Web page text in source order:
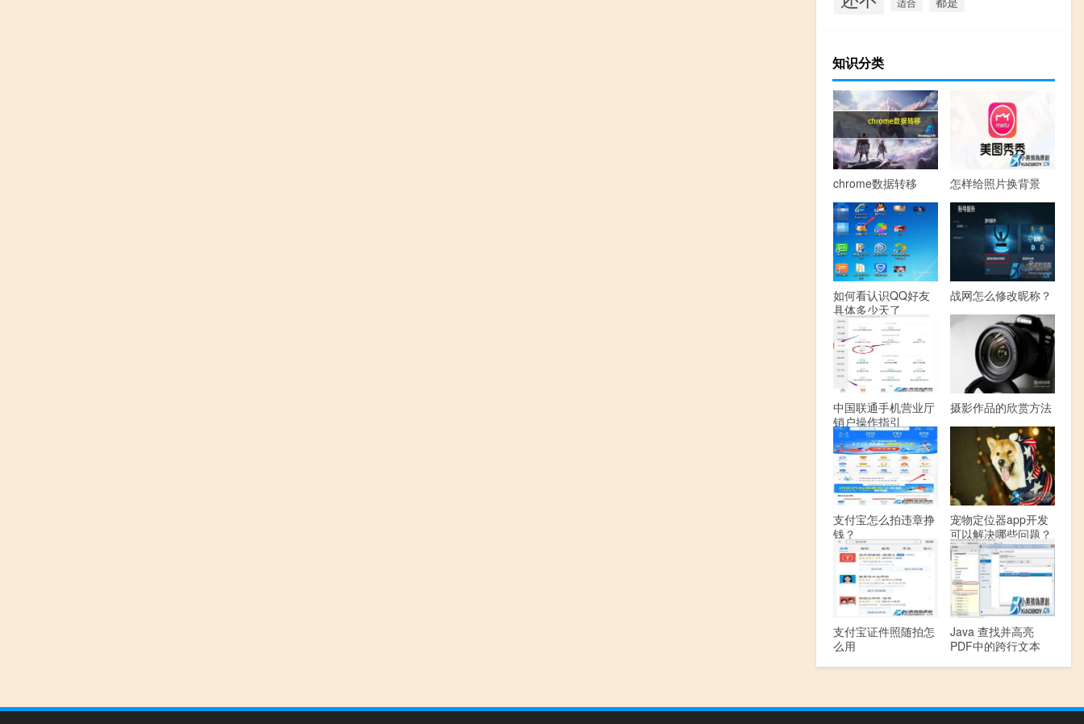
知识分类
chrome数据转移 怎样给照片换背景
如何看认识QQ好友
具体多少天了
战网怎么修改昵称？
中国联通手机营业厅
销户操作指引
摄影作品的欣赏方法
支付宝怎么拍违章挣
钱？
宠物定位器app开发
可以解决哪些问题？
支付宝证件照随拍怎
么用
Java 查找并高亮
PDF中的跨行文本